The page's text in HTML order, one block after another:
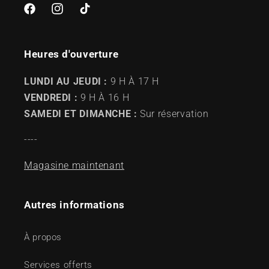
FacebookInstagramTikTok
Heures d'ouverture
LUNDI AU JEUDI : 9 H À 17 H
VENDREDI : 9 H À 16 H
SAMEDI ET DIMANCHE : Sur réservation
----
Magasine maintenant
Autres informations
À propos
Services offerts